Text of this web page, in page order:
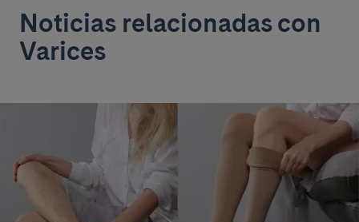
Noticias relacionadas con
Varices